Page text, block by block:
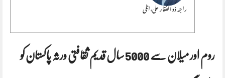
راجہ ذوالفقار علی،اٹلی
روم اور میلان سے 5000 سال قدیم ثقافتی ورثہ پاکستان کو